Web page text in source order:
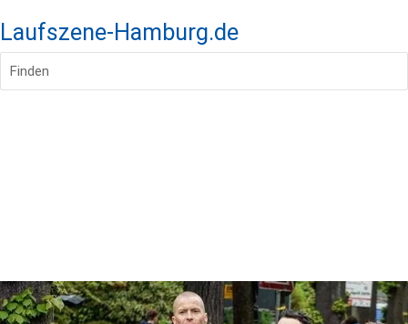
Laufszene-Hamburg.de
Finden